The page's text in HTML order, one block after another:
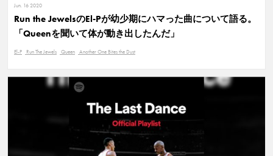
Jun. 16 2020
Run the JewelsのEl-Pが幼少期にハマった曲について語る。
「Queenを聞いて体が動き出したんだ」
El-P Run The Jewels Queen Another One Bites the Dust